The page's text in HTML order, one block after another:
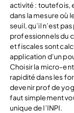
activité : toutefois,
dans la mesure où
seuil, qu’il n’est
professionnels du
et fiscales sont
application d’un
Choisir la micro-
rapidité dans les
devenir prof de
faut simplement
unique de l’INPI.